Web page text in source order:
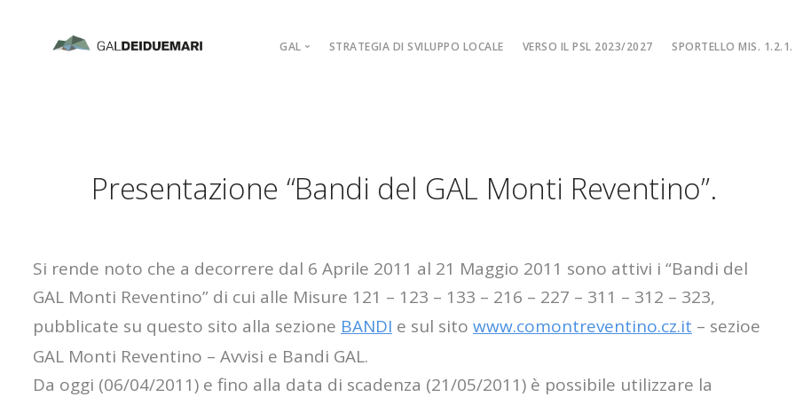
GAL
ORGANIGRAMMA
ADERISCI
STRATEGIA DI SVILUPPO LOCALE VERSO IL PSL 2023/2027 SPORTELLO MIS. 1.2.1.
MISURA 1.2.1. –
Misura 1.2.1. –
Presentazione “Bandi del GAL Monti Reventino”.
Si rende noto che a decorrere dal 6 Aprile 2011 al 21 Maggio 2011 sono attivi i “Bandi del
GAL Monti Reventino” di cui alle Misure 121 – 123 – 133 – 216 – 227 – 311 – 312 – 323,
pubblicate su questo sito alla sezione BANDI e sul sito www.comontreventino.cz.it – sezioe
GAL Monti Reventino – Avvisi e Bandi GAL.
Da oggi (06/04/2011) e fino alla data di scadenza (21/05/2011) è possibile utilizzare la